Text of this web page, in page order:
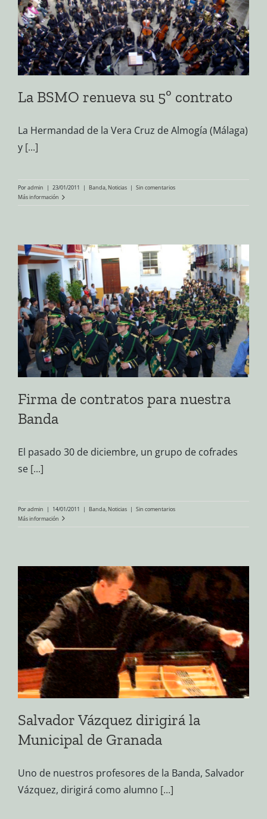
La BSMO renueva su 5º contrato
La Hermandad de la Vera Cruz de Almogía (Málaga)
y [...]
Poradmin | 23/01/2011 | Banda, Noticias | Sin comentarios
Más información
Firma de contratos para nuestra
Banda
El pasado 30 de diciembre, un grupo de cofrades
se [...]
Poradmin | 14/01/2011 | Banda, Noticias | Sin comentarios
Más información
Salvador Vázquez dirigirá la
Municipal de Granada
Uno de nuestros profesores de la Banda, Salvador
Vázquez, dirigirá como alumno [...]